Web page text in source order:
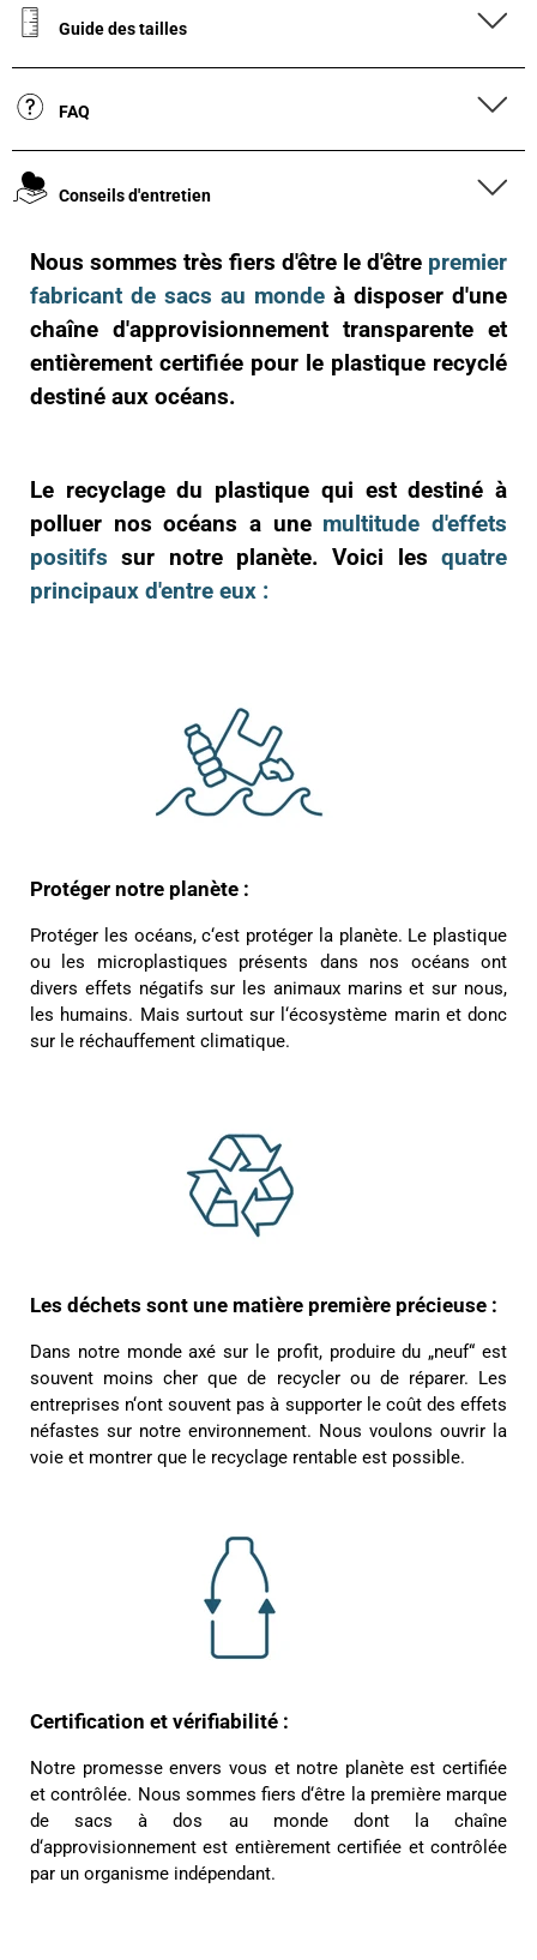
4,8 Évaluation 1 848Avis
Sylvie LE****
Service parfait.
Utile? Oui Partager
Twitter
Facebook
Vannes, FR, 28/11/2025
Guide des tailles
FAQ
Conseils d'entretien
Nous sommes très fiers d'être le d'être premier
fabricant de sacs au monde à disposer d'une
chaîne d'approvisionnement transparente et
entièrement certifiée pour le plastique recyclé
destiné aux océans.
Le recyclage du plastique qui est destiné à
polluer nos océans a une multitude d'effets
positifs sur notre planète. Voici les quatre
principaux d'entre eux :
Protéger notre planète :
Protéger les océans, c‘est protéger la planète. Le plastique
ou les microplastiques présents dans nos océans ont
divers effets négatifs sur les animaux marins et sur nous,
les humains. Mais surtout sur l‘écosystème marin et donc
sur le réchauffement climatique.
Les déchets sont une matière première précieuse :
Dans notre monde axé sur le profit, produire du „neuf“ est
souvent moins cher que de recycler ou de réparer. Les
entreprises n‘ont souvent pas à supporter le coût des effets
néfastes sur notre environnement. Nous voulons ouvrir la
voie et montrer que le recyclage rentable est possible.
Certification et vérifiabilité :
Notre promesse envers vous et notre planète est certifiée
et contrôlée. Nous sommes fiers d‘être la première marque
de sacs à dos au monde dont la chaîne
d‘approvisionnement est entièrement certifiée et contrôlée
par un organisme indépendant.